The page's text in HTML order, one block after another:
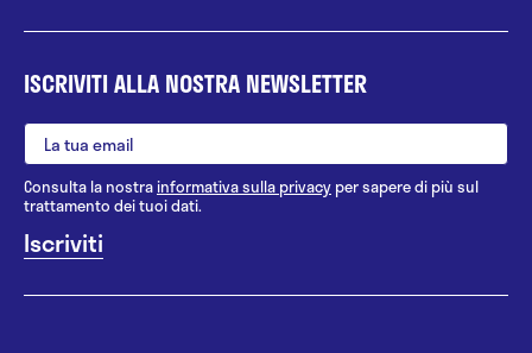
ISCRIVITI ALLA NOSTRA NEWSLETTER
Consulta la nostrainformativa sulla privacy per sapere di più sul
trattamento dei tuoi dati.